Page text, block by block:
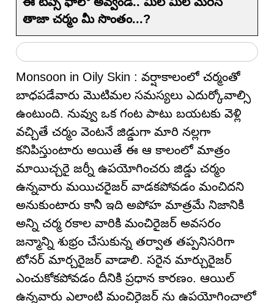
తాజా చర్మం మీ సొంతం...?
Monsoon in Oily Skin : వర్షాకాలంలో చర్మంతో
బాధపడేవారు మొటిమల సమస్యలు ఎదుర్కోవాల్సి
ఉంటుంది. నువ్వు ఒక గంట పాటు బయటకు వెళ్లి
వచ్చితే చర్మం వెంటనే జిడ్డుగా మారి నల్లగా
కనిపిస్తుంటారు అయితే ఈ ఆ కాలంలో మాత్రం
మాయిచ్చరై జర్నీ ఉపయోగించరు జిడ్డు చర్మం
ఉన్నవారు మయిచరైజర్ వాడకపోవడం మంచిదని
అనుకుంటారు కానీ ఇది అపోహ మాత్రమే నిజానికి
అన్ని చర్మ రకాల వారికి మంచిరైజర్ అవసరం
జన్మాన్ని శుభ్రం చేసుకున్న తర్వాత తప్పనిసరిగా
టోనర్ మార్చరైజర్ వాడాలి. సరైన మార్చురైజర్
ఎంచుకోకపోవడం దీనికి ప్రధాన కారణం. ఆయిల్
ఉన్నవారు ఎలాంటి మంచిరైజర్ ను ఉపయోగించాలో